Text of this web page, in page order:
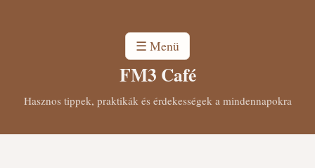
☰ Menü
FM3 Café
Hasznos tippek, praktikák és érdekességek a mindennapokra